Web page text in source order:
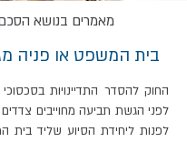
מאמרים בנושא
בית המשפט או פניה
החוק להסדר התדיינויות
לפני הגשת תביעה מחוייבים
לפנות ליחידת הסיוע שליד בית